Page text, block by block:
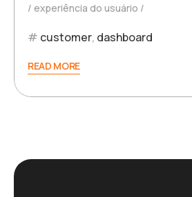
experiência do usuário
customer, dashboard
READ MORE